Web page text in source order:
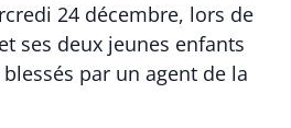
24 décembre, lors de
ses deux jeunes enfants
par un agent de la